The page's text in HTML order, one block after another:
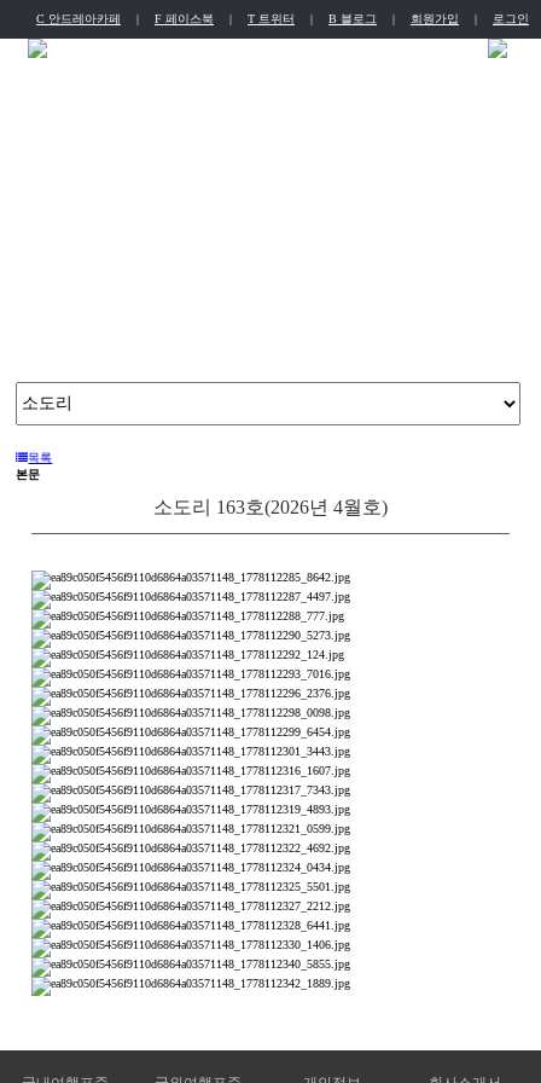
C 안드레아카페 | F 페이스북 | T 트위터 | B 블로그 | 회원가입 | 로그인
목록
본문
소도리 163호(2026년 4월호)